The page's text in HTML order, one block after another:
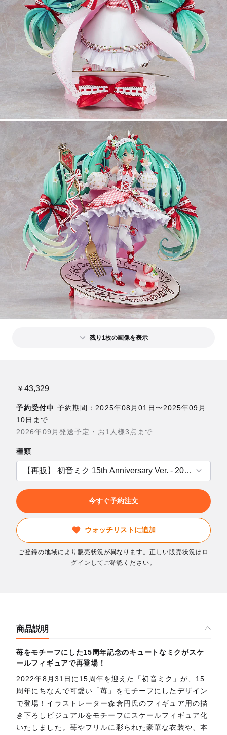
残り1枚の画像を表示
￥43,329
予約受付中 予約期間：2025年08月01日〜2025年09月
10日まで
2026年09月発送予定・お1人様3点まで
種類
今すぐ予約注文
ウォッチリストに追加
ご登録の地域により販売状況が異なります。正しい販売状況はロ
グインしてご確認ください。
商品説明
苺をモチーフにした15周年記念のキュートなミクがスケ
ールフィギュアで再登場！
2022年8月31日に15周年を迎えた「初音ミク」が、15
周年にちなんで可愛い「苺」をモチーフにしたデザイン
で登場！イラストレーター森倉円氏のフィギュア用の描
き下ろしビジュアルをモチーフにスケールフィギュア化
いたしました。苺やフリルに彩られた豪華な衣装や、本